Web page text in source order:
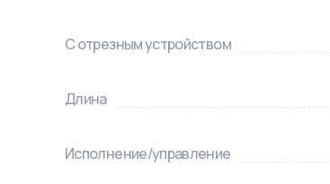
С отрезным устройством
Длина
Исполнение/управление